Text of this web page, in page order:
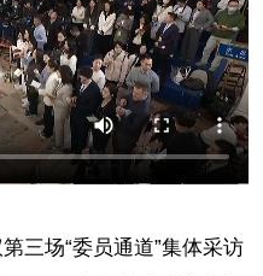
一带一路
湾区
三场“委员通道”集体采访